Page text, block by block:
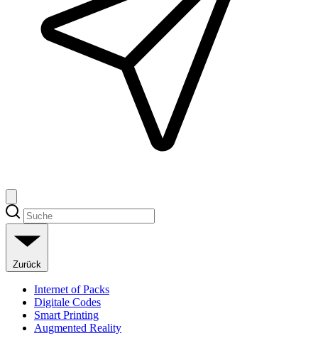
Zurück
Internet of Packs
Digitale Codes
Smart Printing
Augmented Reality